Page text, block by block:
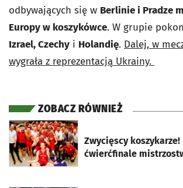
odbywających się w Berlinie i Pradze
Europy w koszykówce. W grupie
Izrael, Czechy i Holandię. Dalej, w
wygrała z reprezentacją Ukrainy.
ZOBACZ RÓWNIEŻ
Zwycięscy
ćwierćfinale
otworzy się w nowej karcie